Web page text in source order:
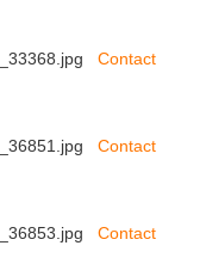
Contact
Contact
Contact